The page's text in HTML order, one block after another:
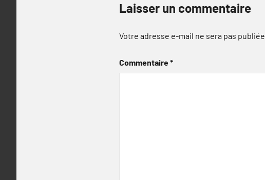
Laisser un commentaire
Votre adresse e-mail ne sera pas publiée.
Commentaire*